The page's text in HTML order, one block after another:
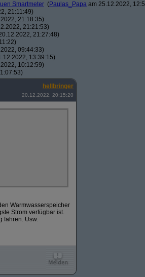
Smartmeter (Paulas_Papa am 25.12.2022,
21:11:49)
21:18:35)
21:21:53)
21:27:48)
09:44:33)
13:39:15)
10:12:59)
hellbringer
20.12.2022, 20:15:20
Warmwasserspeicher
Strom verfügbar ist.
fahren. Usw.